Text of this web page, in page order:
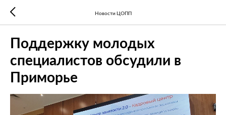
Новости ЦОПП
Поддержку молодых
специалистов обсудили в
Приморье